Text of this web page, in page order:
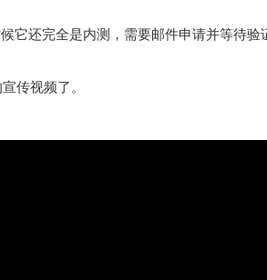
它还完全是内测，需要邮件申请并等待验
传视频了。